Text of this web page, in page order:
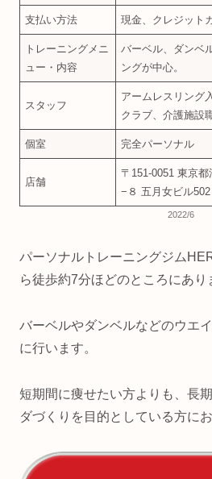
支払い方法 現金、クレジット
トレーニングメニ
ュー・内容
バーベル、ダンベ
ングが中心。
スタッフ
アームレスリング
クラブ、介護施設
個室 完全パーソナル
店舗
〒151-0051 東京
−８ 五月女ビル502
2022/6
パーソナルトレーニングジム
ら徒歩約7分ほどのところにあり
バーベルやダンベルなどのウエ
に行います。
短期間に痩せたい方よりも、長
ダづくりを目的としている方に